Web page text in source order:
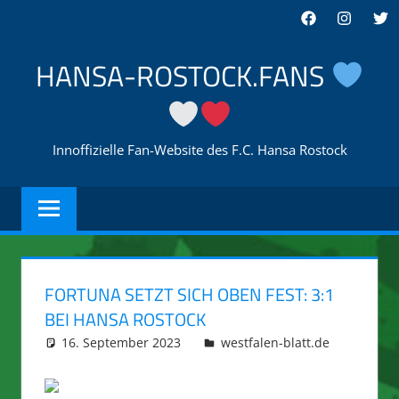
springen
Facebook
HANSA-ROSTOCK.FANS
Innoffizielle Fan-Website des F.C. Hansa Rostock
FORTUNA SETZT SICH OBEN FEST: 3:1
BEI HANSA ROSTOCK
16. September 2023 integromat
westfalen-blatt.de